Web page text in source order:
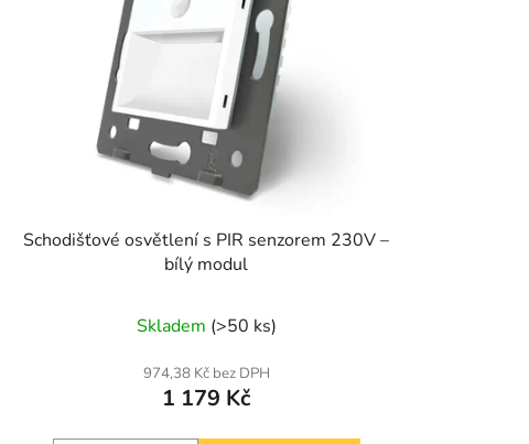
Schodišťové osvětlení s PIR senzorem 230V –
bílý modul
Skladem (>50 ks)
974,38 Kč bez DPH
1 179 Kč